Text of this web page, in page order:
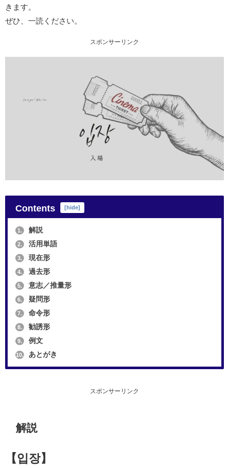
きます。
ぜひ、一読ください。
スポンサーリンク
Contents [hide]
1. 解説
2. 活用単語
3. 現在形
4. 過去形
5. 意志／推量形
6. 疑問形
7. 命令形
8. 勧誘形
9. 例文
10. あとがき
スポンサーリンク
解説
【입장】